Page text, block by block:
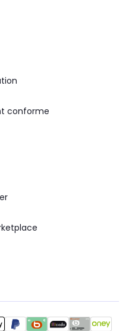
conforme